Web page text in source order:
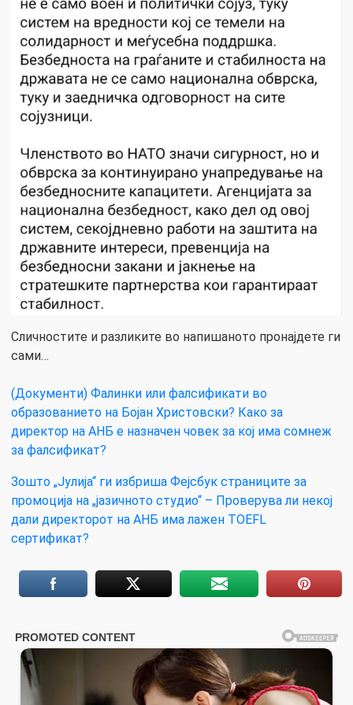
Сличностите и разликите во напишаното пронајдете ги
сами…
(Документи) Фалинки или фалсификати во
образованието на Бојан Христовски? Како за
директор на АНБ е назначен човек за кој има сомнеж
за фалсификат?
Зошто „Јулија“ ги избриша Фејсбук страниците за
промоција на „јазичното студио“ – Проверува ли некој
дали директорот на АНБ има лажен TOEFL
сертификат?